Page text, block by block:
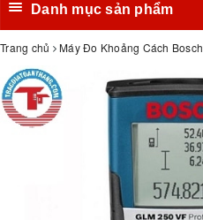
Danh mục sản phẩm
Trang chủ Máy Đo Khoảng Cách Bosch